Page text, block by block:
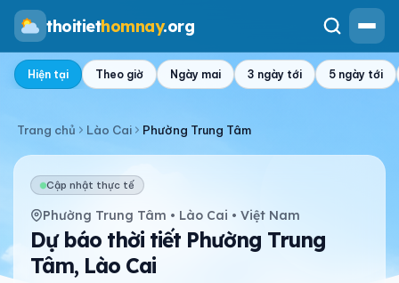
thoitiethomnay.org
Hiện tại Theo giờ Ngày mai 3 ngày tới 5 ngày tới
Trang chủ Lào Cai Phường Trung Tâm
Cập nhật thực tế
Phường Trung Tâm • Lào Cai • Việt Nam
Dự báo thời tiết Phường Trung
Tâm, Lào Cai